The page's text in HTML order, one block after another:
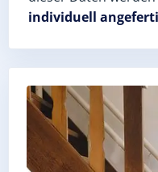
individuell
Schneller, sauberer